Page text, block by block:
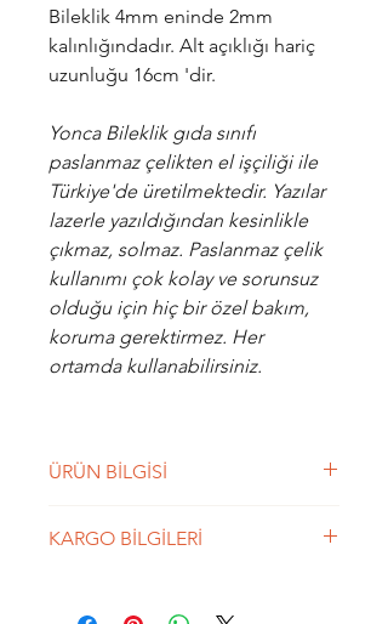
Bileklik 4mm eninde 2mm
kalınlığındadır. Alt açıklığı hariç
uzunluğu 16cm 'dir.
Yonca Bileklik gıda sınıfı
paslanmaz çelikten el işçiliği ile
Türkiye'de üretilmektedir. Yazılar
lazerle yazıldığından kesinlikle
çıkmaz, solmaz. Paslanmaz çelik
kullanımı çok kolay ve sorunsuz
olduğu için hiç bir özel bakım,
koruma gerektirmez. Her
ortamda kullanabilirsiniz.
ÜRÜN BİLGİSİ
yoncanın dördüncü yaprağa sahip
KARGO BİLGİLERİ
BEDAVA'dır. Aras Kargo ile